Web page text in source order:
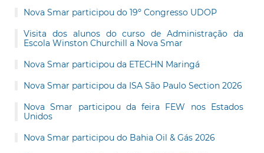
Nova Smar participou do 19º Congresso UDOP
Visita dos alunos do curso de Administração da
Escola Winston Churchill a Nova Smar
Nova Smar participou da ETECHN Maringá
Nova Smar participou da ISA São Paulo Section 2026
Nova Smar participou da feira FEW nos Estados
Unidos
Nova Smar participou do Bahia Oil & Gás 2026